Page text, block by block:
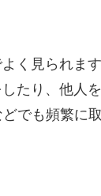
く見られま
たり、他人
でも頻繁に